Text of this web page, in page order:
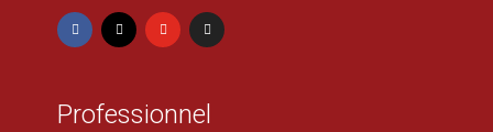
Professionnel